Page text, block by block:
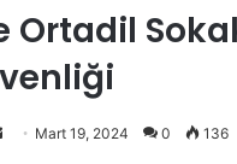
Ortadil
Bir
Mart 19, 2024 0 136